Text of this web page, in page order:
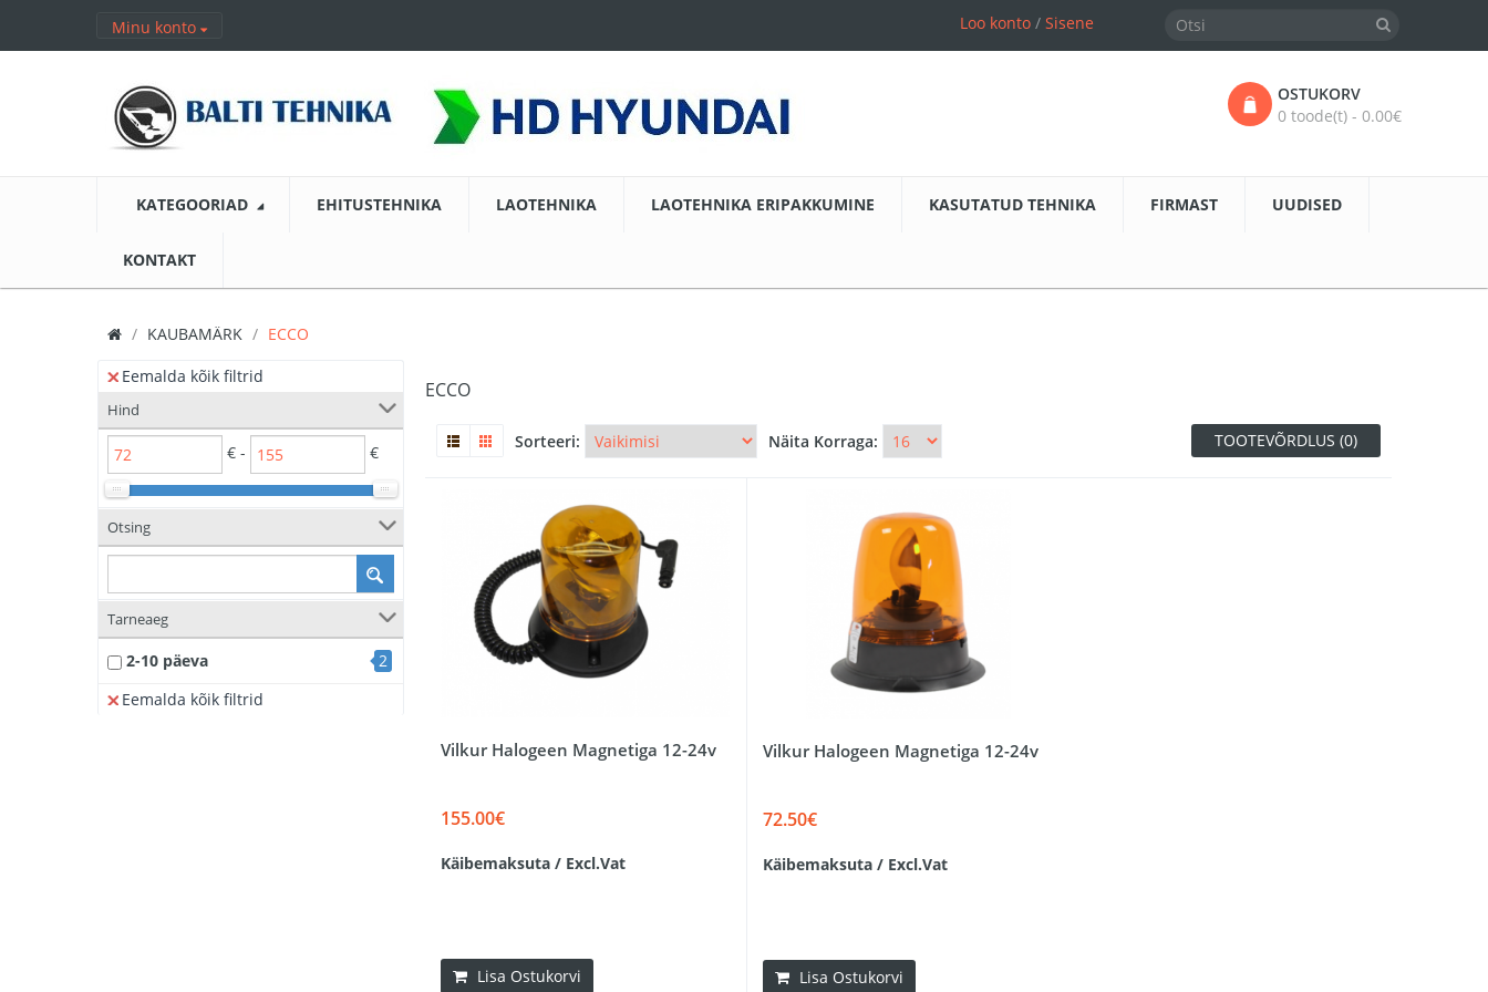
Minu konto Loo konto/ Sisene
OSTUKORV
0 toode(t) - 0.00€
KATEGOORIAD EHITUSTEHNIKA LAOTEHNIKA LAOTEHNIKA ERIPAKKUMINE KASUTATUD TEHNIKA FIRMAST UUDISED
KONTAKT
KAUBAMÄRK
ECCO
Eemalda kõik filtrid
Hind
€ - €
Otsing
Tarneaeg
2-10 päeva
2
Eemalda kõik filtrid
ECCO
TOOTEVÕRDLUS (0)
Sorteeri: Näita Korraga:
Vilkur Halogeen Magnetiga 12-24v
155.00€
Käibemaksuta / Excl.Vat
Lisa Ostukorvi
Vilkur Halogeen Magnetiga 12-24v
72.50€
Käibemaksuta / Excl.Vat
Lisa Ostukorvi